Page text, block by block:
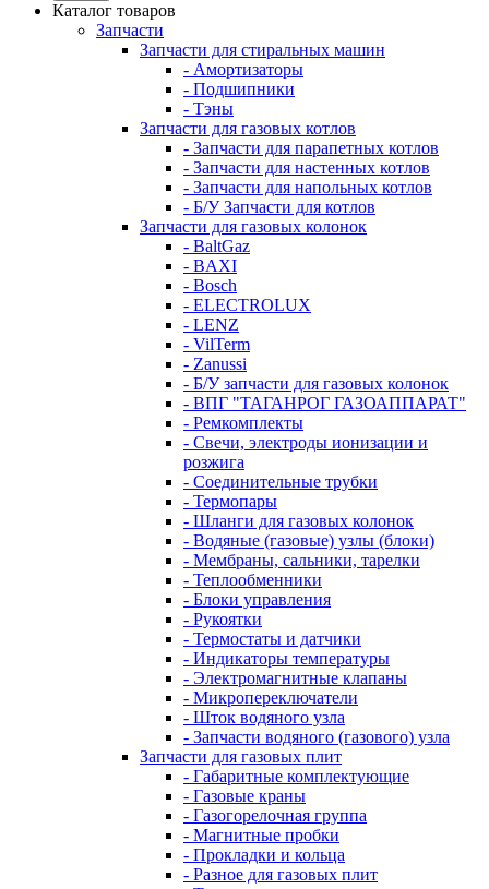
Каталог товаров
Запчасти
Запчасти для стиральных машин
- Амортизаторы
- Подшипники
- Тэны
Запчасти для газовых котлов
- Запчасти для парапетных котлов
- Запчасти для настенных котлов
- Запчасти для напольных котлов
- Б/У Запчасти для котлов
Запчасти для газовых колонок
- BaltGaz
- BAXI
- Bosch
- ELECTROLUX
- LENZ
- VilTerm
- Zanussi
- Б/У запчасти для газовых колонок
- ВПГ "ТАГАНРОГ ГАЗОАППАРАТ"
- Ремкомплекты
- Свечи, электроды ионизации и
розжига
- Соединительные трубки
- Термопары
- Шланги для газовых колонок
- Водяные (газовые) узлы (блоки)
- Мембраны, сальники, тарелки
- Теплообменники
- Блоки управления
- Рукоятки
- Термостаты и датчики
- Индикаторы температуры
- Электромагнитные клапаны
- Микропереключатели
- Шток водяного узла
- Запчасти водяного (газового) узла
Запчасти для газовых плит
- Габаритные комплектующие
- Газовые краны
- Газогорелочная группа
- Магнитные пробки
- Прокладки и кольца
- Разное для газовых плит